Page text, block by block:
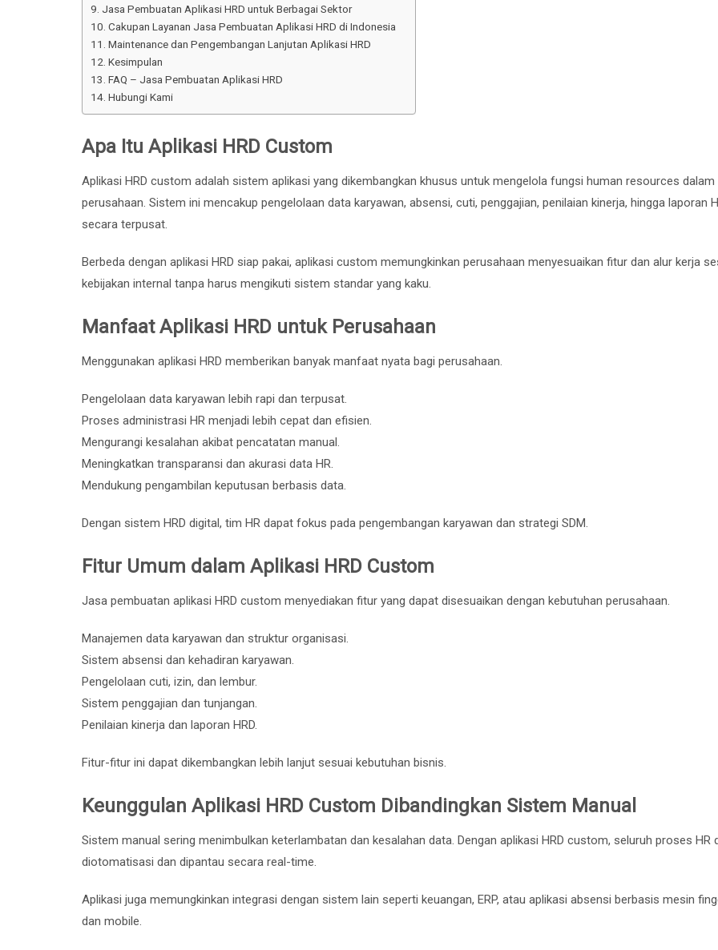
Jasa Pembuatan Aplikasi HRD untuk Berbagai Sektor
Cakupan Layanan Jasa Pembuatan Aplikasi HRD di Indonesia
Maintenance dan Pengembangan Lanjutan Aplikasi HRD
Kesimpulan
FAQ – Jasa Pembuatan Aplikasi HRD
Hubungi Kami
Apa Itu Aplikasi HRD Custom
Aplikasi HRD custom adalah sistem aplikasi yang dikembangkan khusus untuk mengelola fungsi human resources dalam
perusahaan. Sistem ini mencakup pengelolaan data karyawan, absensi, cuti, penggajian, penilaian kinerja, hingga laporan
secara terpusat.
Berbeda dengan aplikasi HRD siap pakai, aplikasi custom memungkinkan perusahaan menyesuaikan fitur dan alur kerja
kebijakan internal tanpa harus mengikuti sistem standar yang kaku.
Manfaat Aplikasi HRD untuk Perusahaan
Menggunakan aplikasi HRD memberikan banyak manfaat nyata bagi perusahaan.
Pengelolaan data karyawan lebih rapi dan terpusat.
Proses administrasi HR menjadi lebih cepat dan efisien.
Mengurangi kesalahan akibat pencatatan manual.
Meningkatkan transparansi dan akurasi data HR.
Mendukung pengambilan keputusan berbasis data.
Dengan sistem HRD digital, tim HR dapat fokus pada pengembangan karyawan dan strategi SDM.
Fitur Umum dalam Aplikasi HRD Custom
Jasa pembuatan aplikasi HRD custom menyediakan fitur yang dapat disesuaikan dengan kebutuhan perusahaan.
Manajemen data karyawan dan struktur organisasi.
Sistem absensi dan kehadiran karyawan.
Pengelolaan cuti, izin, dan lembur.
Sistem penggajian dan tunjangan.
Penilaian kinerja dan laporan HRD.
Fitur-fitur ini dapat dikembangkan lebih lanjut sesuai kebutuhan bisnis.
Keunggulan Aplikasi HRD Custom Dibandingkan Sistem Manual
Sistem manual sering menimbulkan keterlambatan dan kesalahan data. Dengan aplikasi HRD custom, seluruh proses HR
diotomatisasi dan dipantau secara real-time.
Aplikasi juga memungkinkan integrasi dengan sistem lain seperti keuangan, ERP, atau aplikasi absensi berbasis mesin
dan mobile.